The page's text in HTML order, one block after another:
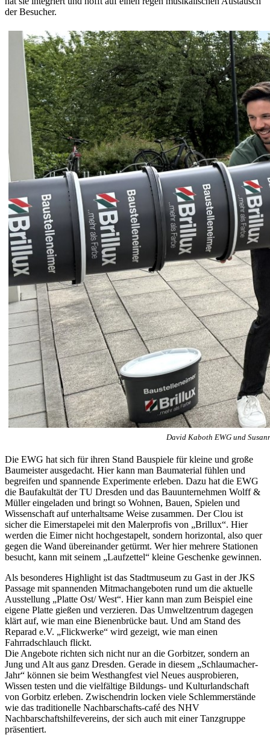
der Besucher.
David Kaboth EWG und
Die EWG hat sich für ihren Stand Bauspiele für kleine und große
Baumeister ausgedacht. Hier kann man Baumaterial fühlen und
begreifen und spannende Experimente erleben. Dazu hat die EWG
die Baufakultät der TU Dresden und das Bauunternehmen Wolff &
Müller eingeladen und bringt so Wohnen, Bauen, Spielen und
Wissenschaft auf unterhaltsame Weise zusammen. Der Clou ist
sicher die Eimerstapelei mit den Malerprofis von „Brillux“. Hier
werden die Eimer nicht hochgestapelt, sondern horizontal, also quer
gegen die Wand übereinander getürmt. Wer hier mehrere Stationen
besucht, kann mit seinem „Laufzettel“ kleine Geschenke gewinnen.
Als besonderes Highlight ist das Stadtmuseum zu Gast in der JKS
Passage mit spannenden Mitmachangeboten rund um die aktuelle
Ausstellung „Platte Ost/ West“. Hier kann man zum Beispiel eine
eigene Platte gießen und verzieren. Das Umweltzentrum dagegen
klärt auf, wie man eine Bienenbrücke baut. Und am Stand des
Reparad e.V. „Flickwerke“ wird gezeigt, wie man einen
Fahrradschlauch flickt.
Die Angebote richten sich nicht nur an die Gorbitzer, sondern an
Jung und Alt aus ganz Dresden. Gerade in diesem „Schlaumacher-
Jahr“ können sie beim Westhangfest viel Neues ausprobieren,
Wissen testen und die vielfältige Bildungs- und Kulturlandschaft
von Gorbitz erleben. Zwischendrin locken viele Schlemmerstände
wie das traditionelle Nachbarschafts-café des NHV
Nachbarschaftshilfevereins, der sich auch mit einer Tanzgruppe
präsentiert.